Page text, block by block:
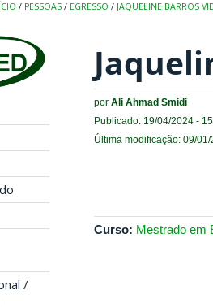
/ PESSOAS / EGRESSO / JAQUELINE BARROS
/
por Ali Ahmad Smidi
Publicado: 19/04/2024 -
Última modificação: 09/
Curso: Mestrado em